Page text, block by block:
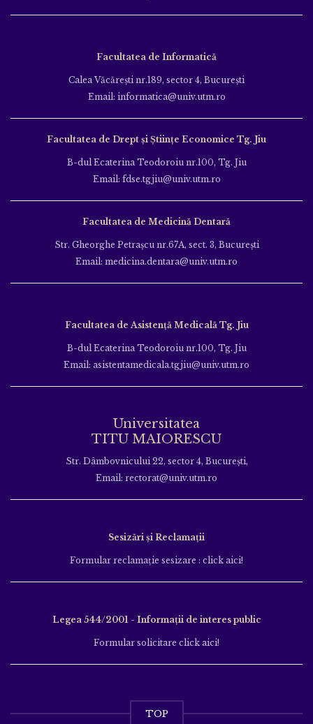
Facultatea de Informatică
Calea Văcăreşti nr.189, sector 4, Bucureşti
Email: informatica@univ.utm.ro
Facultatea de Drept și Științe Economice Tg. Jiu
B-dul Ecaterina Teodoroiu nr.100, Tg. Jiu
Email: fdse.tgjiu@univ.utm.ro
Facultatea de Medicină Dentară
Str. Gheorghe Petraşcu nr.67A, sect. 3, Bucureşti
Email: medicina.dentara@univ.utm.ro
Facultatea de Asistență Medicală Tg. Jiu
B-dul Ecaterina Teodoroiu nr.100, Tg. Jiu
Email: asistentamedicala.tgjiu@univ.utm.ro
Universitatea
TITU MAIORESCU
Str. Dâmbovnicului 22, sector 4, București,
Email: rectorat@univ.utm.ro
Sesizări și Reclamații
Formular reclamație sesizare : click aici!
Legea 544/2001 - Informații de interes public
Formular solicitare click aici!
TOP